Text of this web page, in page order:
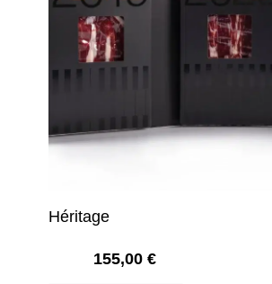
Héritage
155,00 €